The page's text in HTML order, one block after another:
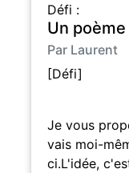
Défi :
Un
Par Laurent
[Défi]
Je vous
vais moi-
ci.L'idée,